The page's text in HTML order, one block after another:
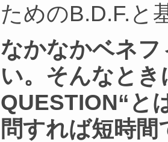
ためのB.D.F.と
なかなかベネ
い。そんなと
QUESTION“と
問すれば短時